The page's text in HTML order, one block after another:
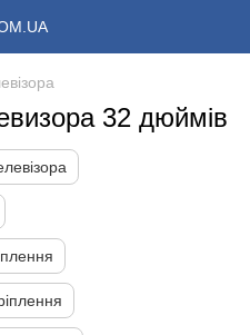
32 дюймів